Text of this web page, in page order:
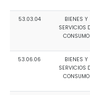
53.03.04
BIENES Y
SERVICIOS
CONSUMO
53.06.06
BIENES Y
SERVICIOS
CONSUMO